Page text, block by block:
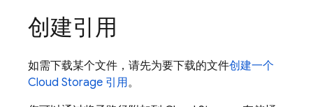
创建引用
如需下载某个文件，请先为要下载的文件创建一个
Cloud Storage 引用。